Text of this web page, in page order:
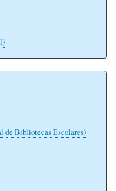
Bibliotecas Escolares)